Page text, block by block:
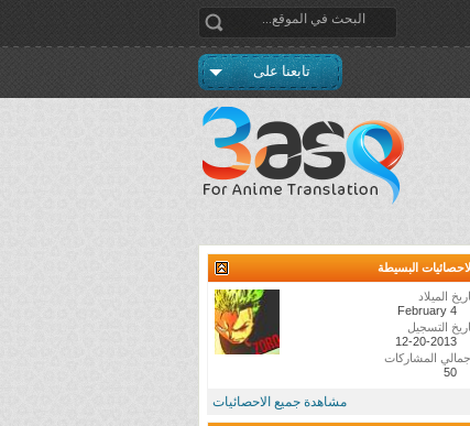
تابعنا على
البسيطة
الميلاد
February 4
التسجيل
12-20-2013
المشاركات
50
مشاهدة جميع الاحصائيات